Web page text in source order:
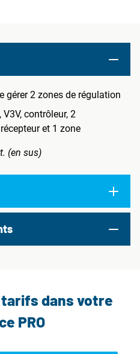
gérer 2 zones de régulation
contrôleur, 2
et 1 zone
(en sus)
dans votre
PRO